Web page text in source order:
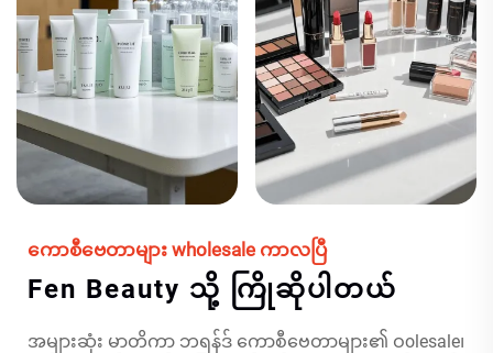
ကောစီဗေတာများ wholesale ကာလပြီ
Fen Beauty သို့ ကြိုဆိုပါတယ်
အများဆုံး မာတိကာ ဘရန်ဒ် ကောစီဗေတာများ၏ ဝolesale၊